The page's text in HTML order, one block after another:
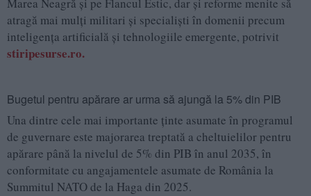
atragă mai mulți militari și specialiști în domenii precum
inteligența artificială și tehnologiile emergente, potrivit
stiripesurse.ro.
Bugetul pentru apărare ar urma să ajungă la 5% din PIB
Una dintre cele mai importante ținte asumate în programul
de guvernare este majorarea treptată a cheltuielilor pentru
apărare până la nivelul de 5% din PIB în anul 2035, în
conformitate cu angajamentele asumate de România la
Summitul NATO de la Haga din 2025.